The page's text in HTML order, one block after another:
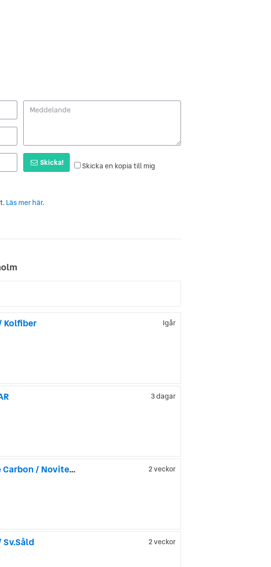
Skicka! Skicka en kopia till mig
Läs mer här.
Kolfiber Igår
3 dagar
Ferrari SF90 Spider 1000hk / TAILOR MADE / Blue Carbon / Novitec Lift / PPF 2 veckor
2 veckor